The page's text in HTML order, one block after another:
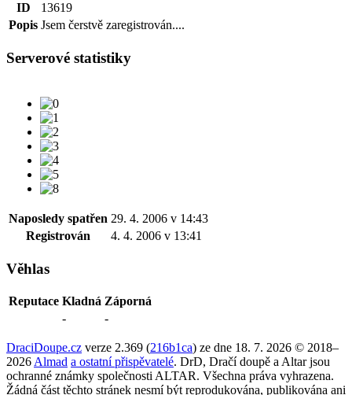
ID
13619
Popis Jsem čerstvě zaregistrován....
Serverové statistiky
Naposledy spatřen 29. 4. 2006 v 14:43
Registrován
4. 4. 2006 v 13:41
Věhlas
Reputace Kladná Záporná
-
-
DraciDoupe.cz verze 2.369 (216b1ca) ze dne 18. 7. 2026 © 2018–
2026 Almad a ostatní přispěvatelé. DrD, Dračí doupě a Altar jsou
ochranné známky společnosti ALTAR. Všechna práva vyhrazena.
Žádná část těchto stránek nesmí být reprodukována, publikována ani